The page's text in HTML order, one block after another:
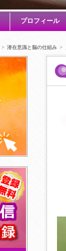
プロフィール
> 潜在意識と脳の仕組み >